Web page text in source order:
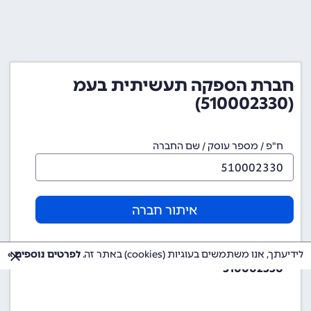
חברת הספקה תעשיתית בעמ
(510002330)
ח"פ / מספר עוסק / שם החברה
איתור חברה
510002330
לידיעתך, אנו משתמשים בעוגיות (cookies) באתר זה. לפרטים נוספים »